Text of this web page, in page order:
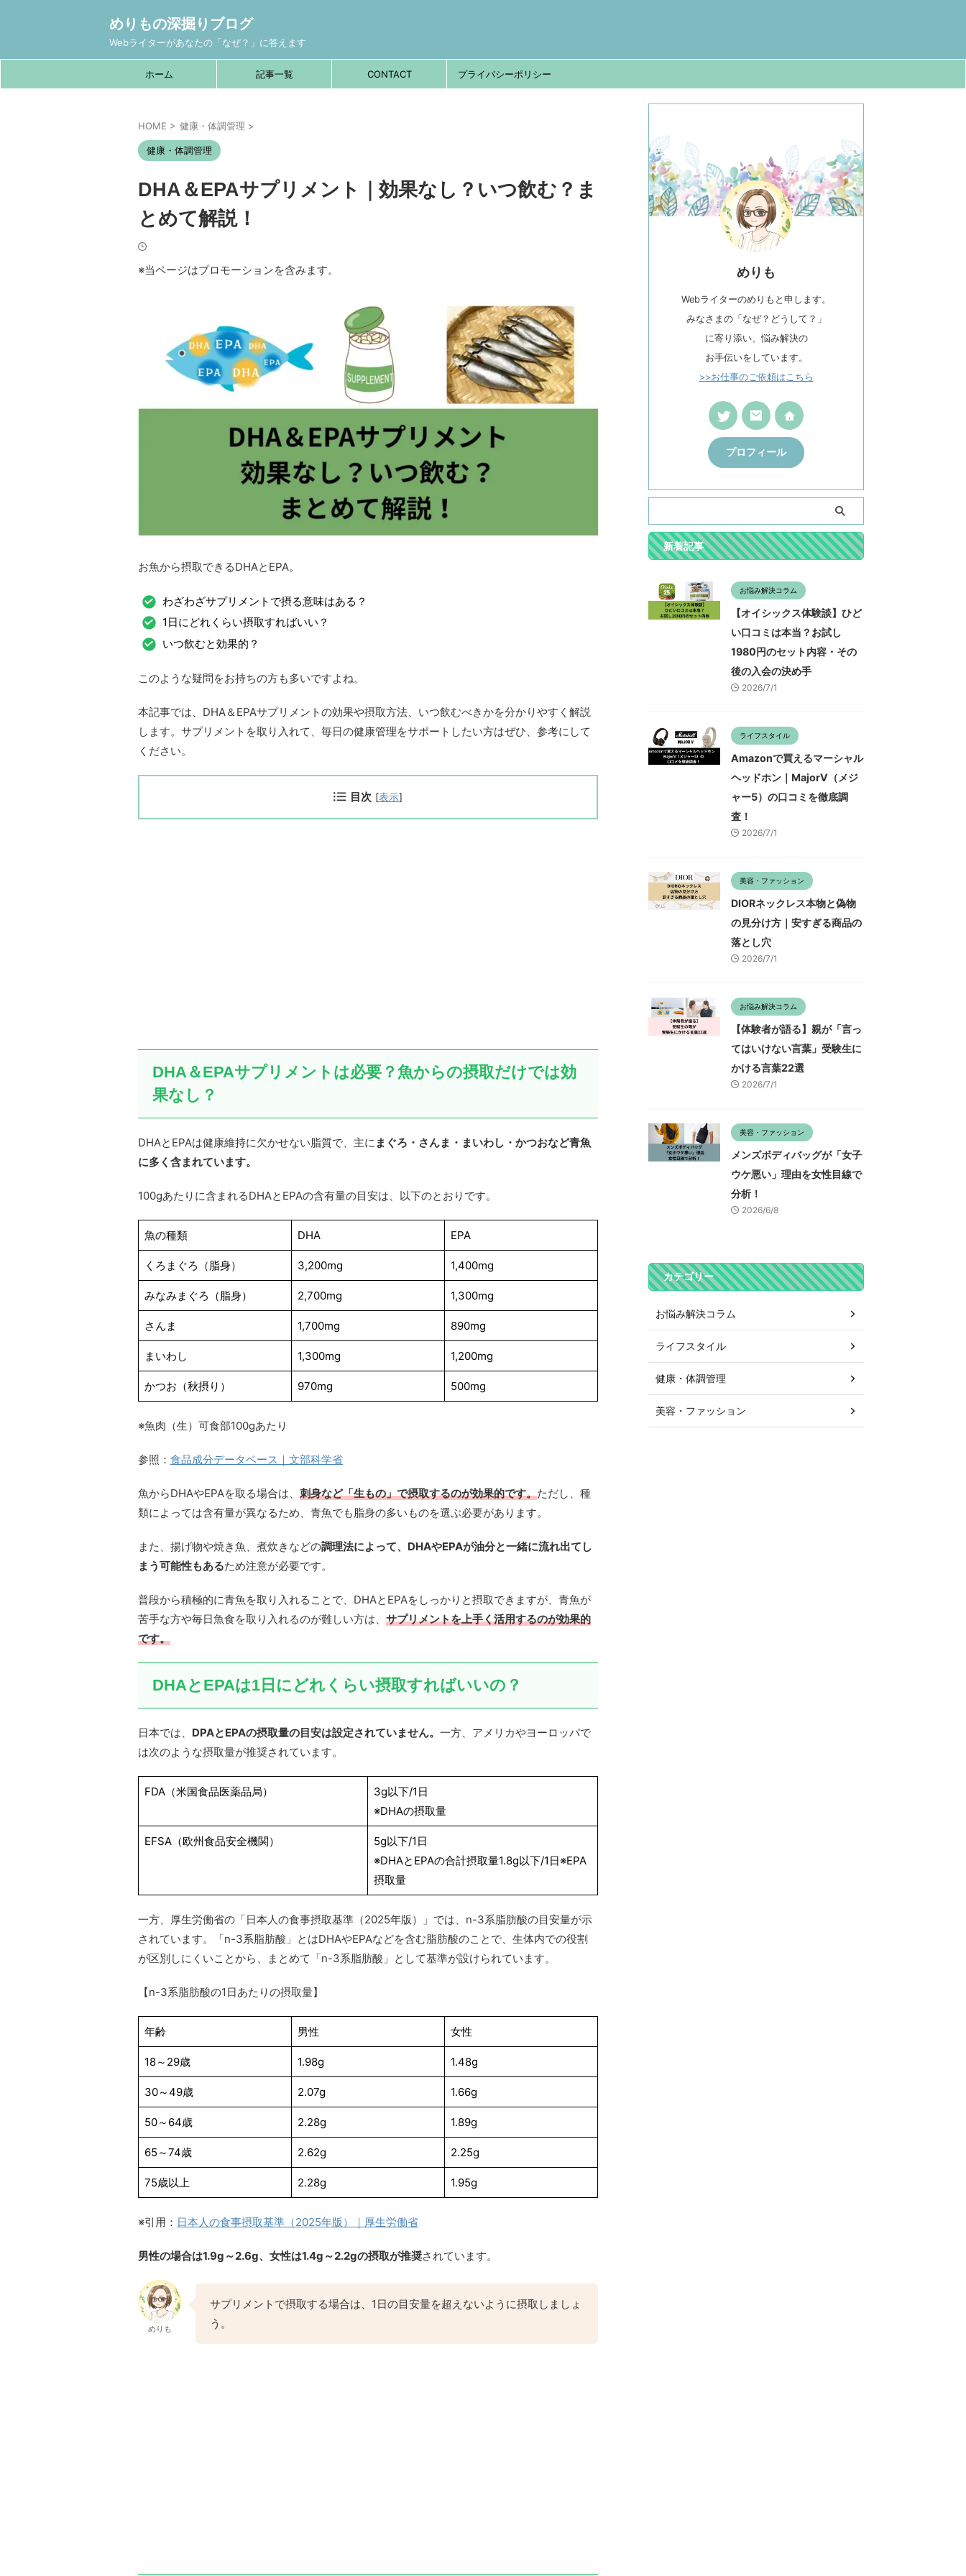
めりもの深掘りブログ
Webライターがあなたの「なぜ？」に答えます
ホーム 記事一覧 CONTACT プライバシーポリシー
HOME > 健康・体調管理 >
健康・体調管理
DHA＆EPAサプリメント｜効果なし？いつ飲む？ま
とめて解説！
※当ページはプロモーションを含みます。
お魚から摂取できるDHAとEPA。
わざわざサプリメントで摂る意味はある？
1日にどれくらい摂取すればいい？
いつ飲むと効果的？
このような疑問をお持ちの方も多いですよね。
本記事では、DHA＆EPAサプリメントの効果や摂取方法、いつ飲むべきかを分かりやすく解説
します。サプリメントを取り入れて、毎日の健康管理をサポートしたい方はぜひ、参考にして
ください。
目次 [表示]
DHA＆EPAサプリメントは必要？魚からの摂取だけでは効
果なし？
DHAとEPAは健康維持に欠かせない脂質で、主に まぐろ・さんま・まいわし・かつおなど青魚
に多く含まれています。
100gあたりに含まれるDHAとEPAの含有量の目安は、以下のとおりです。
魚の種類 DHA EPA
くろまぐろ（脂身） 3,200mg 1,400mg
みなみまぐろ（脂身） 2,700mg 1,300mg
さんま 1,700mg 890mg
まいわし 1,300mg 1,200mg
かつお（秋摂り） 970mg 500mg
※魚肉（生）可食部100gあたり
参照： 食品成分データベース｜文部科学省
魚からDHAやEPAを取る場合は、 刺身など「生もの」で摂取するのが効果的です。ただし、種
類によっては含有量が異なるため、青魚でも脂身の多いものを選ぶ必要があります。
また、揚げ物や焼き魚、煮炊きなどの調理法によって、DHAやEPAが油分と一緒に流れ出てし
まう可能性もあるため注意が必要です。
普段から積極的に青魚を取り入れることで、DHAとEPAをしっかりと摂取できますが、青魚が
苦手な方や毎日魚食を取り入れるのが難しい方は、 サプリメントを上手く活用するのが効果的
です。
DHAとEPAは1日にどれくらい摂取すればいいの？
日本では、 DPAとEPAの摂取量の目安は設定されていません。 一方、アメリカやヨーロッパで
は次のような摂取量が推奨されています。
FDA（米国食品医薬品局）
3g以下/1日
※DHAの摂取量
EFSA（欧州食品安全機関）
5g以下/1日
※DHAとEPAの合計摂取量1.8g以下/1日※EPA
摂取量
一方、厚生労働省の「日本人の食事摂取基準（2025年版）」では、n-3系脂肪酸の目安量が示
されています。「n-3系脂肪酸」とはDHAやEPAなどを含む脂肪酸のことで、生体内での役割
が区別しにくいことから、まとめて「n-3系脂肪酸」として基準が設けられています。
【n-3系脂肪酸の1日あたりの摂取量】
年齢 男性 女性
18～29歳 1.98g 1.48g
30～49歳 2.07g 1.66g
50～64歳 2.28g 1.89g
65～74歳 2.62g 2.25g
75歳以上 2.28g 1.95g
※引用： 日本人の食事摂取基準（2025年版）｜厚生労働省
男性の場合は1.9g～2.6g、女性は1.4g～2.2gの摂取が推奨されています。
めりも
サプリメントで摂取する場合は、1日の目安量を超えないように摂取しましょ
う。
めりも
Webライターのめりもと申します。
みなさまの「なぜ？どうして？」
に寄り添い、悩み解決の
お手伝いをしています。
>>お仕事のご依頼はこちら
プロフィール
新着記事
お悩み解決コラム
【オイシックス体験談】ひど
い口コミは本当？お試し
1980円のセット内容・その
後の入会の決め手
2026/7/1
ライフスタイル
Amazonで買えるマーシャル
ヘッドホン｜MajorV（メジ
ャー5）の口コミを徹底調
査！
2026/7/1
美容・ファッション
DIORネックレス本物と偽物
の見分け方｜安すぎる商品の
落とし穴
2026/7/1
お悩み解決コラム
【体験者が語る】親が「言っ
てはいけない言葉」受験生に
かける言葉22選
2026/7/1
美容・ファッション
メンズボディバッグが「女子
ウケ悪い」理由を女性目線で
分析！
2026/6/8
カテゴリー
お悩み解決コラム
ライフスタイル
健康・体調管理
美容・ファッション